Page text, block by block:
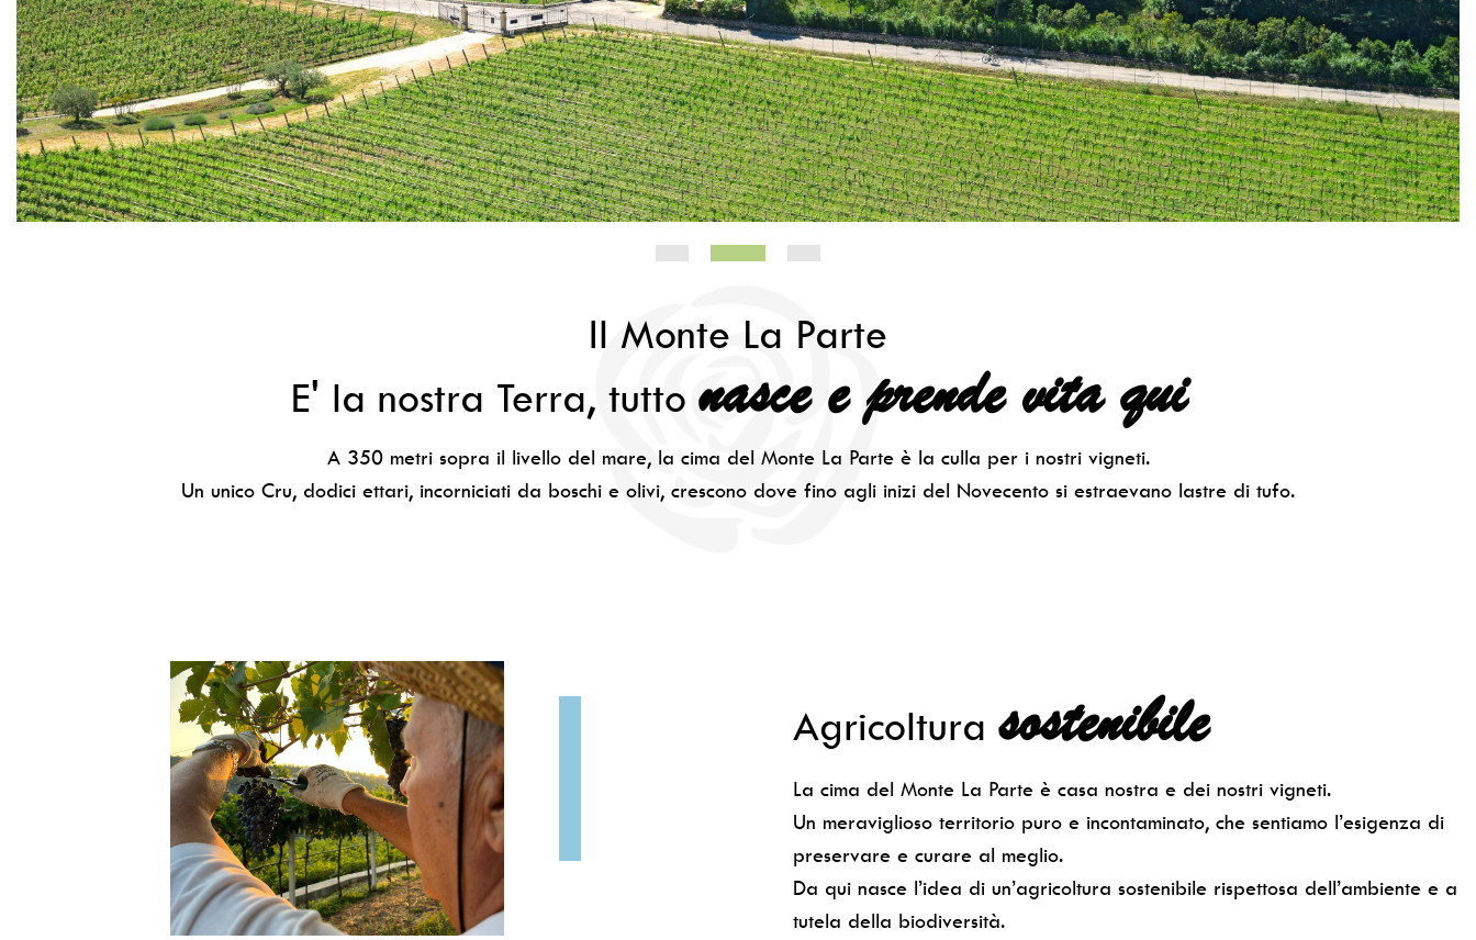
Contatti
Wine Club
Il Monte La Parte
E' la nostra Terra, tutto nasce e prende vita qui
A 350 metri sopra il livello del mare, la cima del Monte La Parte è la culla per i nostri vigneti.
Un unico Cru, dodici ettari, incorniciati da boschi e olivi, crescono dove fino agli inizi del Novecento si estraevano lastre di tufo.
Agricoltura sostenibile
La cima del Monte La Parte è casa nostra e dei nostri vigneti.
Un meraviglioso territorio puro e incontaminato, che sentiamo l’esigenza di
preservare e curare al meglio.
Da qui nasce l’idea di un’agricoltura sostenibile rispettosa dell’ambiente e a
tutela della biodiversità.